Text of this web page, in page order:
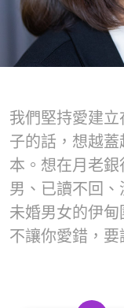
我們堅持愛建
子的話，想越
本。想在月老
男、已讀不回
未婚男女的伊甸
不讓你愛錯，